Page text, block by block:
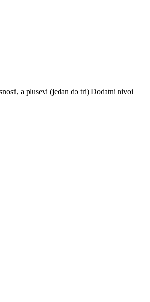
a plusevi (jedan do tri) Dodatni nivoi